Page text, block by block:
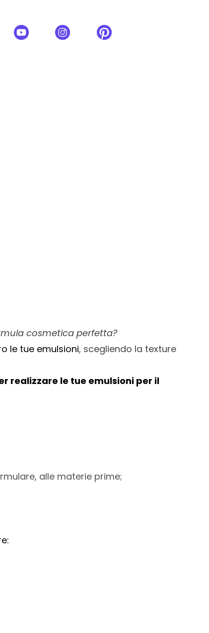
cosmetica perfetta?
le tue emulsioni, scegliendo la texture
realizzare le tue emulsioni per il
alle materie prime;